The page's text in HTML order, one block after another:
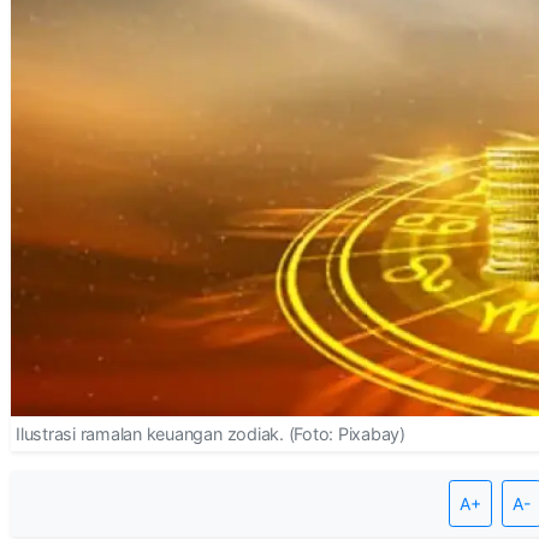
Ilustrasi ramalan keuangan zodiak. (Foto: Pixabay)
A+ A-